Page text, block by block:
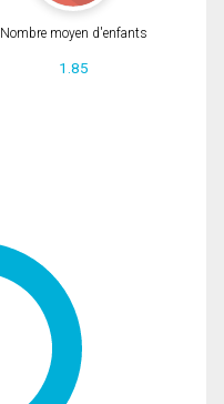
Nombre moyen d'enfants
1.85